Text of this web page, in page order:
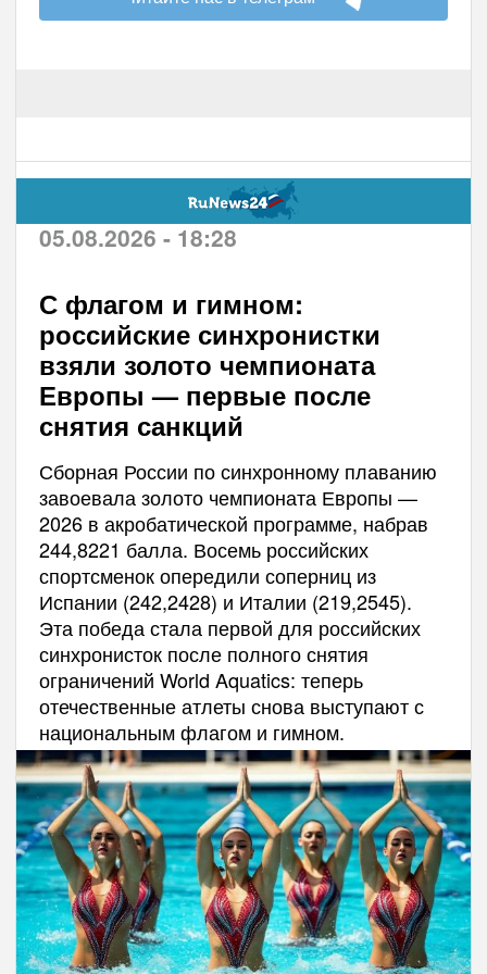
05.08.2026 - 18:28
С флагом и гимном:
российские синхронистки
взяли золото чемпионата
Европы — первые после
снятия санкций
Сборная России по синхронному плаванию
завоевала золото чемпионата Европы —
2026 в акробатической программе, набрав
244,8221 балла. Восемь российских
спортсменок опередили соперниц из
Испании (242,2428) и Италии (219,2545).
Эта победа стала первой для российских
синхронисток после полного снятия
ограничений World Aquatics: теперь
отечественные атлеты снова выступают с
национальным флагом и гимном.